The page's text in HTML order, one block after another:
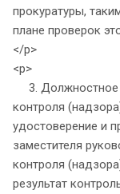
прокуратуры,
плане проверок
</p>
<p>
3. Должностное
контроля
удостоверение и
заместителя
контроля
результат